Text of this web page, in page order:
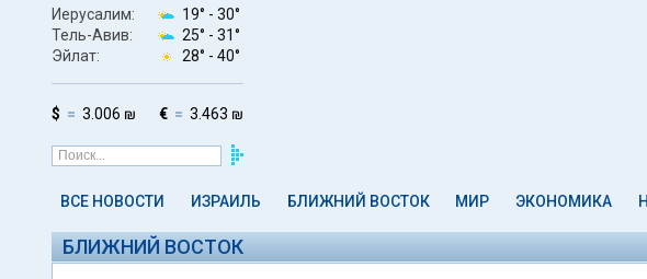
Иерусалим: 19° - 30°
Тель-Авив:
25° - 31°
Эйлат:
28° - 40°
$ 3.006 ₪ € 3.463 ₪
ВСЕ НОВОСТИ ИЗРАИЛЬ БЛИЖНИЙ ВОСТОК МИР ЭКОНОМИКА
БЛИЖНИЙ ВОСТОК